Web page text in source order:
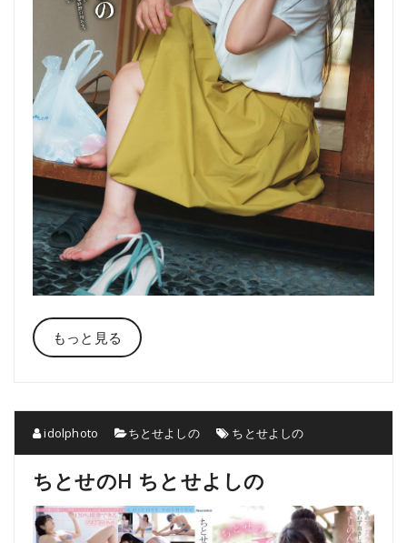
もっと見る
idolphoto ちとせよしの ちとせよしの
ちとせのH ちとせよしの